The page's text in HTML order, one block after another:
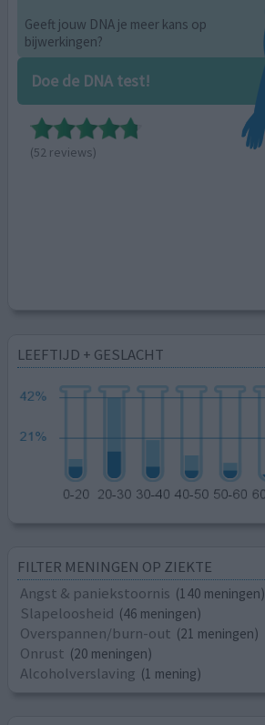
Geeft jouw DNA je meer kans op
bijwerkingen?
Doe de DNA test!
(52 reviews)
LEEFTIJD + GESLACHT
FILTER MENINGEN OP ZIEKTE
Angst & paniekstoornis (140 meningen)
Slapeloosheid (46 meningen)
Overspannen/burn-out (21 meningen)
Onrust (20 meningen)
Alcoholverslaving (1 mening)